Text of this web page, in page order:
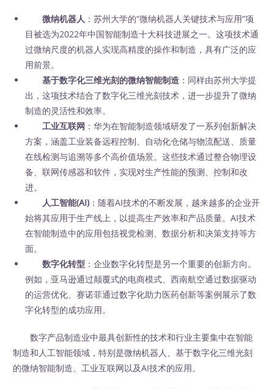
微纳机器人 ：苏州大学的“微纳机器人关键技术与应用”项
目被选为2022年中国智能制造十大科技进展之一。这项技术通
过微纳尺度的机器人实现高精度的操作和制造，具有广泛的应
用前景。
基于数字化三维光刻的微纳智能制造 ：同样由苏州大学提
出，这项技术结合了数字化三维光刻技术，进一步提升了微纳
制造的灵活性和效率。
工业互联网 ：华为在智能制造领域研发了一系列创新解决
方案，涵盖工业装备远程控制、自动化仓储与物流配送、质量
在线检测与追溯等多个高价值场景。这些技术通过整合物理设
备、联网传感器和软件，实现对生产性能的预测、控制和改
进。
人工智能(AI) ：随着AI技术的不断发展，越来越多的企业开
始将其应用于生产线上，以提高生产效率和产品质量。AI技术
在智能制造中的应用包括视觉检测、数据分析和决策支持等方
面。
数字化转型 ：企业数字化转型是另一个重要的创新方向。
例如，亚马逊通过颠覆式的电商模式、西南航空通过数据驱动
的运营优化、赛诺菲通过数字化助力医药创新等案例展示了数
字化转型的成功应用。
数字产品制造业中最具创新性的技术和行业主要集中在智能
制造和人工智能领域，特别是微纳机器人、基于数字化三维光刻
的微纳智能制造、工业互联网以及AI技术的应用。